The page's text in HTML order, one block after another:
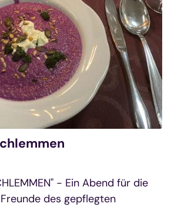
- Ein Abend für die
des gepflegten